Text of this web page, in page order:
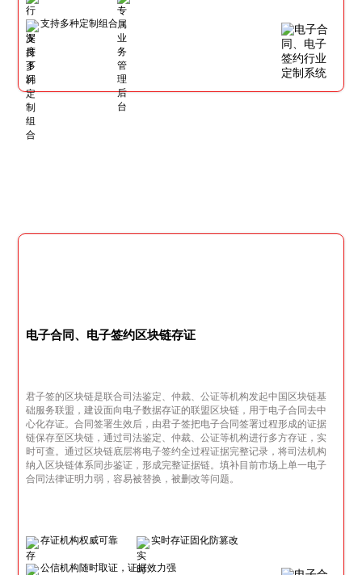
支持多种定制组合
电子合同、电子签约区块链存证
君子签的区块链是联合司法鉴定、仲裁、公证等机构发起中国区块链基
础服务联盟，建设面向电子数据存证的联盟区块链，用于电子合同去中
心化存证。合同签署生效后，由君子签把电子合同签署过程形成的证据
链保存至区块链，通过司法鉴定、仲裁、公证等机构进行多方存证，实
时可查。通过区块链底层将电子签约全过程证据完整记录，将司法机构
纳入区块链体系同步鉴证，形成完整证据链。填补目前市场上单一电子
合同法律证明力弱，容易被替换，被删改等问题。
存证机构权威可靠 实时存证固化防篡改
公信机构随时取证，证据效力强